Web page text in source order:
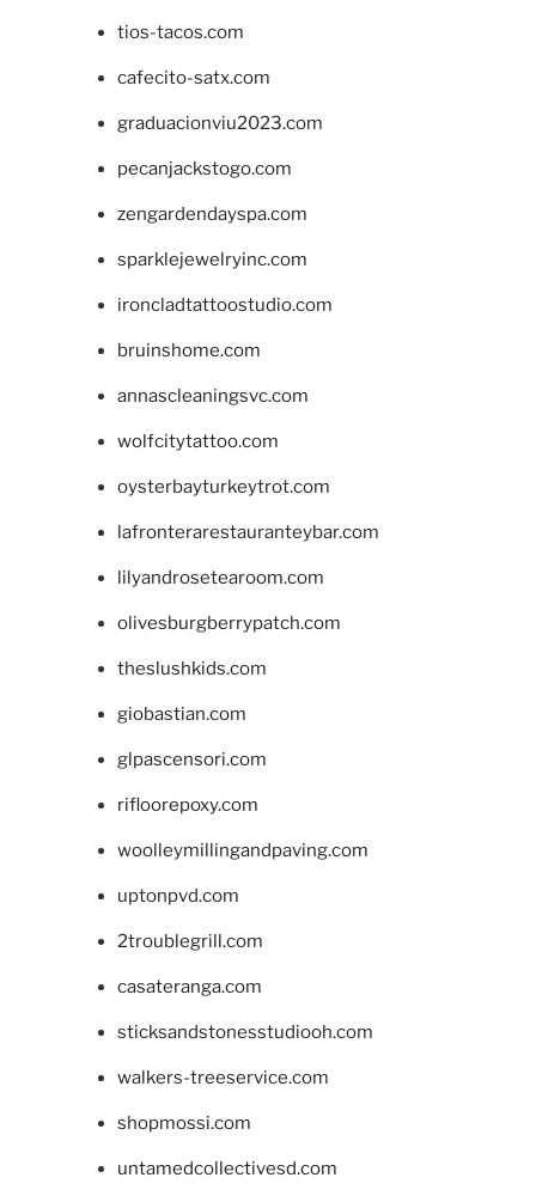
tios-tacos.com
cafecito-satx.com
graduacionviu2023.com
pecanjackstogo.com
zengardendayspa.com
sparklejewelryinc.com
ironcladtattoostudio.com
bruinshome.com
annascleaningsvc.com
wolfcitytattoo.com
oysterbayturkeytrot.com
lafronterarestauranteybar.com
lilyandrosetearoom.com
olivesburgberrypatch.com
theslushkids.com
giobastian.com
glpascensori.com
rifloorepoxy.com
woolleymillingandpaving.com
uptonpvd.com
2troublegrill.com
casateranga.com
sticksandstonesstudiooh.com
walkers-treeservice.com
shopmossi.com
untamedcollectivesd.com